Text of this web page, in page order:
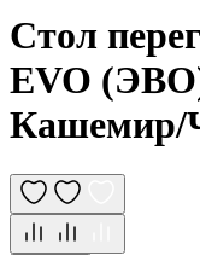
Стол
EVO (ЭВО)
Кашемир/